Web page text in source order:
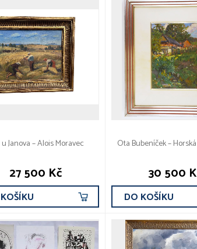
Janova – Alois Moravec
27 500 Kč
Ota Bubeníček –
30 500
DO KOŠÍKU